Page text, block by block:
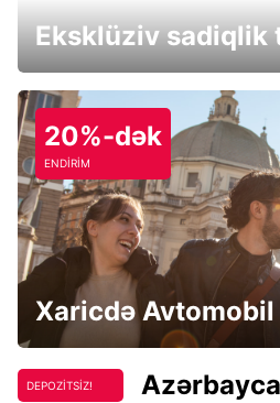
Eksklüziv sadiqlik
20%-dək
ENDİRİM
Xaricdə
DEPOZİTSİZ!